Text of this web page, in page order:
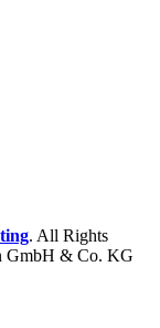
. All Rights
GmbH & Co. KG